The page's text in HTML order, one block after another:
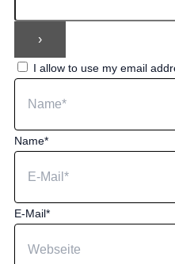
I allow to use my email
Name*
E-Mail*